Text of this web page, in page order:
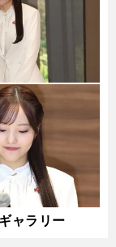
ャラリー